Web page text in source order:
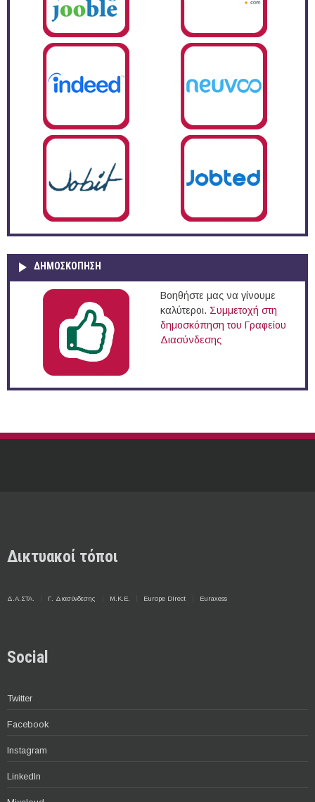
ΔΗΜΟΣΚΌΠΗΣΗ
Βοηθήστε μας να γίνουμε
καλύτεροι. Συμμετοχή στη
δημοσκόπηση του Γραφείου
Διασύνδεσης
Δικτυακοί τόποι
Δ.Α.ΣΤΑ. Γ. Διασύνδεσης Μ.Κ.Ε. Europe Direct Euraxess
Social
Twitter
Facebook
Instagram
LinkedIn